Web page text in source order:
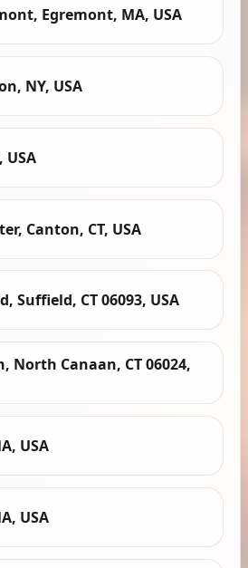
Egremont, MA, USA
NY, USA
USA
Canton, CT, USA
Suffield, CT 06093, USA
North Canaan, CT 06024,
USA
USA